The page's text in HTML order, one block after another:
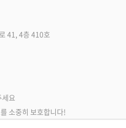
41, 4층 410호
요
소중히 보호합니다!